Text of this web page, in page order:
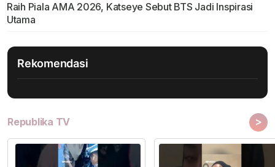
Raih Piala AMA 2026, Katseye Sebut BTS Jadi Inspirasi
Utama
Rekomendasi
Republika TV >